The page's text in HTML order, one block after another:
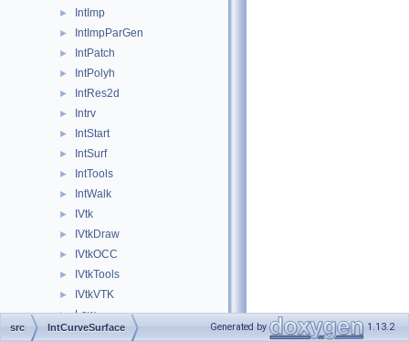
► IntImp
► IntImpParGen
► IntPatch
► IntPolyh
► IntRes2d
► Intrv
► IntStart
► IntSurf
► IntTools
► IntWalk
► IVtk
► IVtkDraw
► IVtkOCC
► IVtkTools
► IVtkVTK
► Law
► LDOM
src IntCurveSurface Generated by 1.13.2